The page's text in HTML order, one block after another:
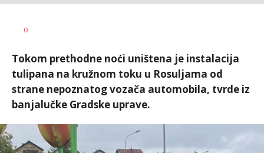
AUTOR
0
Tokom prethodne noći uništena je instalacija
tulipana na kružnom toku u Rosuljama od
strane nepoznatog vozača automobila, tvrde iz
banjalučke Gradske uprave.